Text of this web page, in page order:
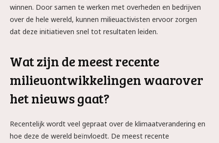
winnen. Door samen te werken met overheden en bedrijven
over de hele wereld, kunnen milieuactivisten ervoor zorgen
dat deze initiatieven snel tot resultaten leiden.
Wat zijn de meest recente
milieuontwikkelingen waarover
het nieuws gaat?
Recentelijk wordt veel gepraat over de klimaatverandering en
hoe deze de wereld beïnvloedt. De meest recente